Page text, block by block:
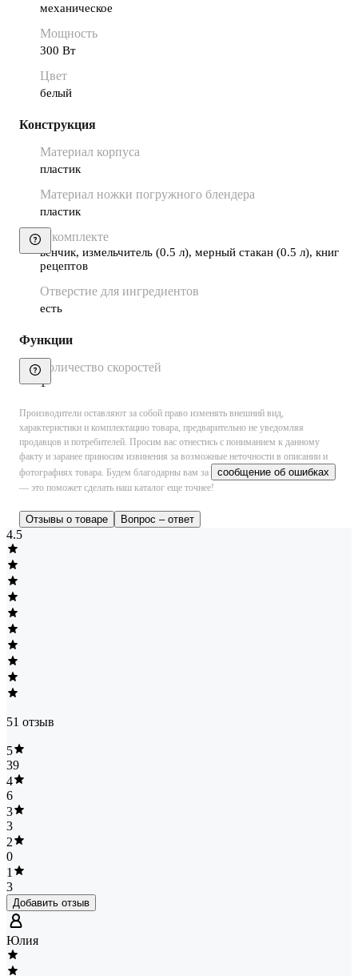
механическое
Мощность
300 Вт
Цвет
белый
Конструкция
Материал корпуса
пластик
Материал ножки погружного блендера
пластик
В комплекте
венчик, измельчитель (0.5 л), мерный стакан (0.5 л), книга
рецептов
Отверстие для ингредиентов
есть
Функции
Количество скоростей
1
Производители оставляют за собой право изменять внешний вид,
характеристики и комплектацию товара, предварительно не уведомляя
продавцов и потребителей. Просим вас отнестись с пониманием к данному
факту и заранее приносим извинения за возможные неточности в описании и
фотографиях товара. Будем благодарны вам за сообщение об ошибках
— это поможет сделать наш каталог еще точнее!
Отзывы о товаре Вопрос – ответ
4.5
51 отзыв
5
39
4
6
3
3
2
0
1
3
Добавить отзыв
Юлия